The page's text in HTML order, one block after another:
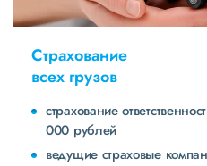
Страхование
всех грузов
страхование
000 рублей
ведущие страховые